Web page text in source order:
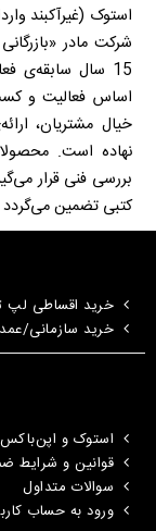
شرکت مادر
15 سال سابقه‌ی
اساس فعالیت و
خیال مشتریان،
نهاده است.
بررسی فنی قرار
کتبی تضمین می‌گردد
خرید اقساطی لپ
خرید سازمانی/
استوک و
قوانین و شرایط
سوالات متداول
ورود به حساب